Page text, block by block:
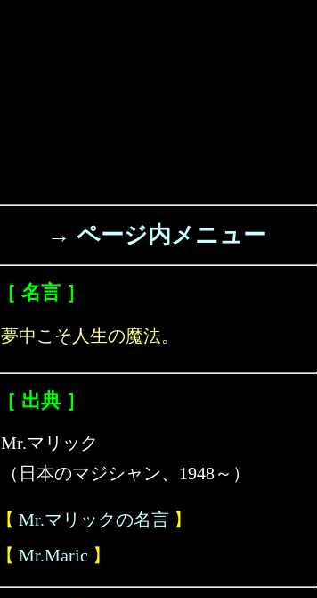
→ ページ内メニュー
［ 名言 ］
夢中こそ人生の魔法。
［ 出典 ］
Mr.マリック
（日本のマジシャン、1948～）
【 Mr.マリックの名言 】
【 Mr.Maric 】